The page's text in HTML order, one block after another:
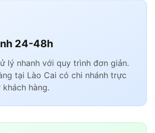
24-48h
lý nhanh với quy trình đơn giản.
tại Lào Cai có chi nhánh trực
hàng.